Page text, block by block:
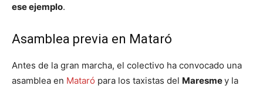
ese ejemplo.
Asamblea previa en Mataró
Antes de la gran marcha, el colectivo ha convocado una
asamblea en Mataró para los taxistas del Maresmey la